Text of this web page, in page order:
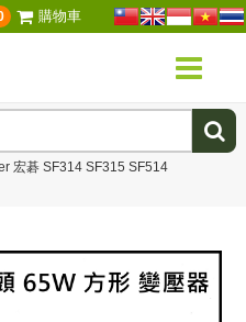
購物車
宏碁 SF314 SF315 SF514